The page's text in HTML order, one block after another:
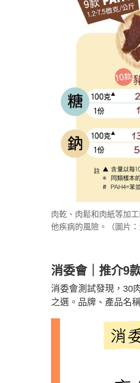
肉乾、肉鬆和肉紙等加
他疾病的風險。（圖片：
消委會｜推介9
消委會測試發現，30
之選。品牌、產品名